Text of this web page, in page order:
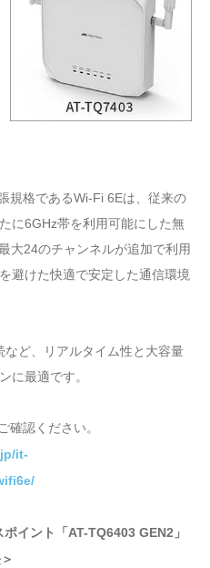
規格であるWi-Fi 6Eは、従来の
に6GHz帯を利用可能にした無
大24のチャンネルが追加で利用
避けた快適で安定した通信環境
ど、リアルタイム性と大容量
に最適です。
確認ください。
it-
イント「AT-TQ6403 GEN2」